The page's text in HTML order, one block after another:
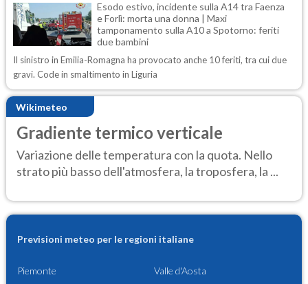
Esodo estivo, incidente sulla A14 tra Faenza
e Forlì: morta una donna | Maxi
tamponamento sulla A10 a Spotorno: feriti
due bambini
Il sinistro in Emilia-Romagna ha provocato anche 10 feriti, tra cui due
gravi. Code in smaltimento in Liguria
Wikimeteo
Gradiente termico verticale
Variazione delle temperatura con la quota. Nello
strato più basso dell'atmosfera, la troposfera, la ...
Previsioni meteo per le regioni italiane
Piemonte Valle d'Aosta